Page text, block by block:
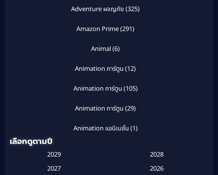
Adventure ผจญภัย (325)
Amazon Prime(291)
Animal(6)
Animation การ์ตูน (12)
Animation การ์ตูน (105)
Animation การ์ตูน (29)
Animation แอนิเมชั่น (1)
เลือกดูตามปี
2029
2028
2027
2026